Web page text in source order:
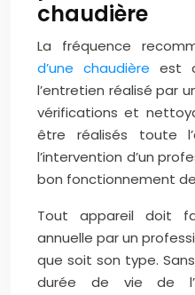
chaudière
La fréquence
d’une chaudière est
l’entretien réalisé par
vérifications et
être réalisés toute
l’intervention d’un
bon fonctionnement
Tout appareil doit
annuelle par un
que soit son type.
durée de vie de